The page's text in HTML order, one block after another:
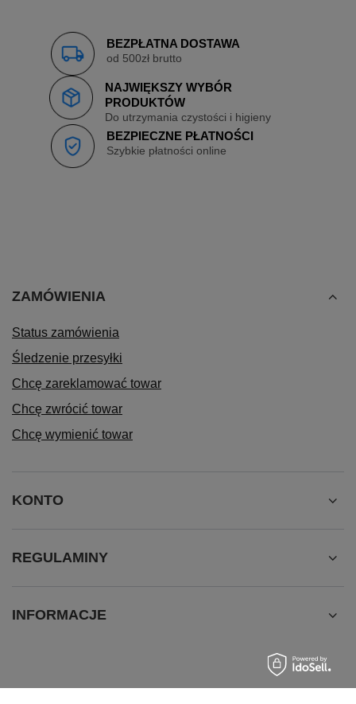
BEZPŁATNA DOSTAWA
od 500zł brutto
NAJWIĘKSZY WYBÓR
PRODUKTÓW
Do utrzymania czystości i higieny
BEZPIECZNE PŁATNOŚCI
Szybkie płatności online
ZAMÓWIENIA
Status zamówienia
Śledzenie przesyłki
Chcę zareklamować towar
Chcę zwrócić towar
Chcę wymienić towar
KONTO
REGULAMINY
INFORMACJE